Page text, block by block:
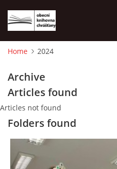
PHOTO ALBUM
Home 2024
Archive
Articles found
Articles not found
Folders found